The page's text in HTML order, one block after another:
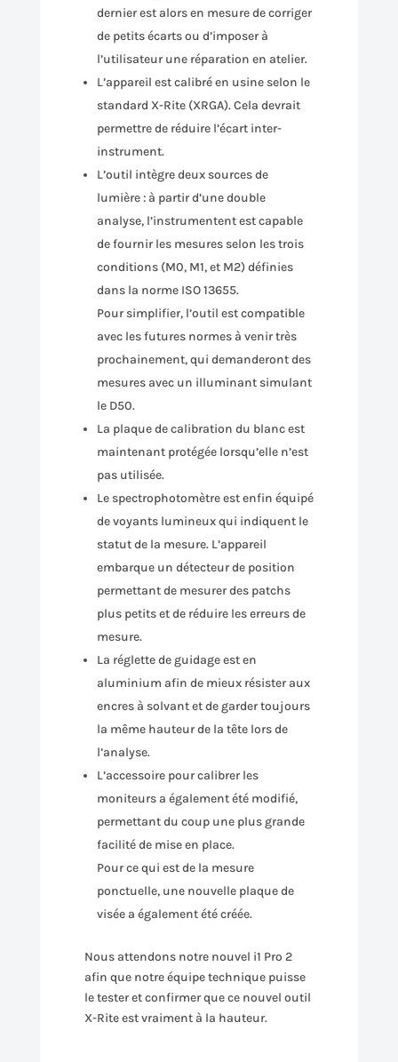
dernier est alors en mesure de corriger
de petits écarts ou d’imposer à
l’utilisateur une réparation en atelier.
L’appareil est calibré en usine selon le
standard X-Rite (XRGA). Cela devrait
permettre de réduire l’écart inter-
instrument.
L’outil intègre deux sources de
lumière : à partir d’une double
analyse, l’instrumentent est capable
de fournir les mesures selon les trois
conditions (M0, M1, et M2) définies
dans la norme ISO 13655.
Pour simplifier, l’outil est compatible
avec les futures normes à venir très
prochainement, qui demanderont des
mesures avec un illuminant simulant
le D50.
La plaque de calibration du blanc est
maintenant protégée lorsqu’elle n’est
pas utilisée.
Le spectrophotomètre est enfin équipé
de voyants lumineux qui indiquent le
statut de la mesure. L’appareil
embarque un détecteur de position
permettant de mesurer des patchs
plus petits et de réduire les erreurs de
mesure.
La réglette de guidage est en
aluminium afin de mieux résister aux
encres à solvant et de garder toujours
la même hauteur de la tête lors de
l’analyse.
L’accessoire pour calibrer les
moniteurs a également été modifié,
permettant du coup une plus grande
facilité de mise en place.
Pour ce qui est de la mesure
ponctuelle, une nouvelle plaque de
visée a également été créée.
Nous attendons notre nouvel i1 Pro 2
afin que notre équipe technique puisse
le tester et confirmer que ce nouvel outil
X-Rite est vraiment à la hauteur.